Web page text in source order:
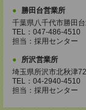
勝田台営業所
千葉県八千代市勝田
TEL：047-486-4510
担当：採用センター
所沢営業所
埼玉県所沢市北秋津
TEL：04-2940-4510
担当：採用センター